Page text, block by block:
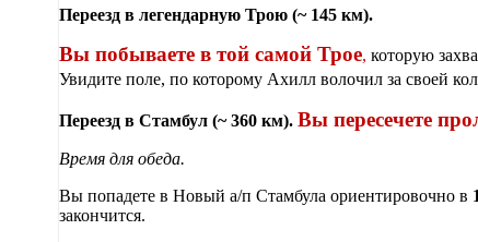
Переезд в легендарную Трою (~ 145 км).
Вы побываете в той самой Трое, которую
Увидите поле, по которому Ахилл волочил за своей
Переезд в Стамбул (~ 360 км). Вы пересечете
Время для обеда.
Вы попадете в Новый а/п Стам­була ориентировочно в
закончится.